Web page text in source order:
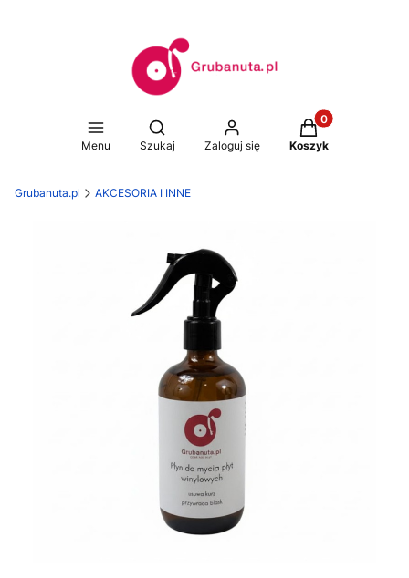
Menu
Otwórz wyszukiwarkę
Szukaj Zaloguj się
Produkty w
Koszyk
Grubanuta.pl AKCESORIA I INNE